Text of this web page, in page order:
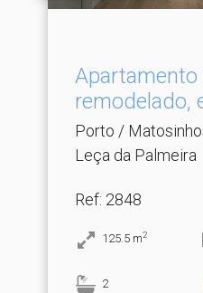
Apartamento
remodelado,
Matosinhos
Porto /
Leça da Palmeira
Ref: 2848
125.5 m2
2